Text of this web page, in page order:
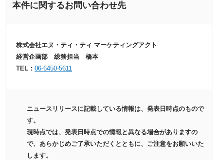
本件に関するお問い合わせ先
株式会社エヌ・ティ・ティ マーケティングアクト
経営企画部 総務担当 橋本
TEL： 06-6450-5611
ニュースリリースに記載している情報は、発表日時点のもので
す。
現時点では、発表日時点での情報と異なる場合がありますの
で、あらかじめご了承いただくとともに、ご注意をお願いいた
します。